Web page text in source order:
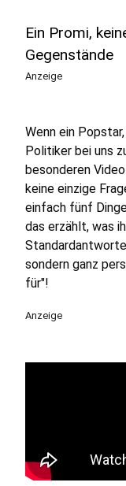
Ein Promi,
Gegenstände
Anzeige
Wenn ein
Politiker bei uns
besonderen
keine einzige
einfach fünf
das erzählt, was
sondern ganz
für"!
Anzeige